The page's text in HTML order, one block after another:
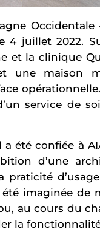
Occidentale
juillet 2022.
et la clinique
une maison
service de
été confiée à
d’une
imaginée de
au cours du
la